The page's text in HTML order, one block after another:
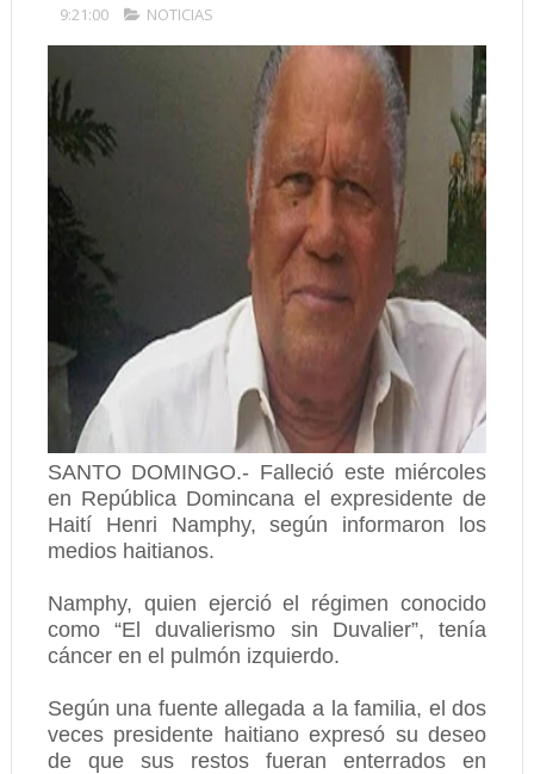
9:21:00 NOTICIAS
SANTO DOMINGO.- Falleció este miércoles
en República Domincana el expresidente de
Haití Henri Namphy, según informaron los
medios haitianos.
Namphy, quien ejerció el régimen conocido
como “El duvalierismo sin Duvalier”, tenía
cáncer en el pulmón izquierdo.
Según una fuente allegada a la familia, el dos
veces presidente haitiano expresó su deseo
de que sus restos fueran enterrados en